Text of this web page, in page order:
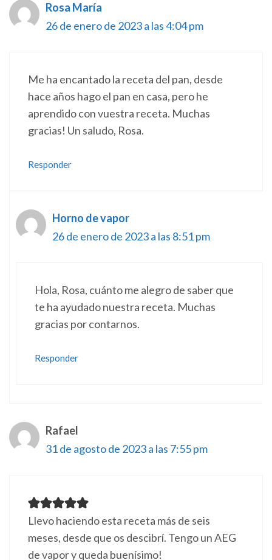
Rosa María
26 de enero de 2023 a las 4:04 pm
Me ha encantado la receta del pan, desde
hace años hago el pan en casa, pero he
aprendido con vuestra receta. Muchas
gracias! Un saludo, Rosa.
Responder
Horno de vapor
26 de enero de 2023 a las 8:51 pm
Hola, Rosa, cuánto me alegro de saber que
te ha ayudado nuestra receta. Muchas
gracias por contarnos.
Responder
Rafael
31 de agosto de 2023 a las 7:55 pm
Llevo haciendo esta receta más de seis
meses, desde que os descibrí. Tengo un AEG
de vapor y queda buenísimo!